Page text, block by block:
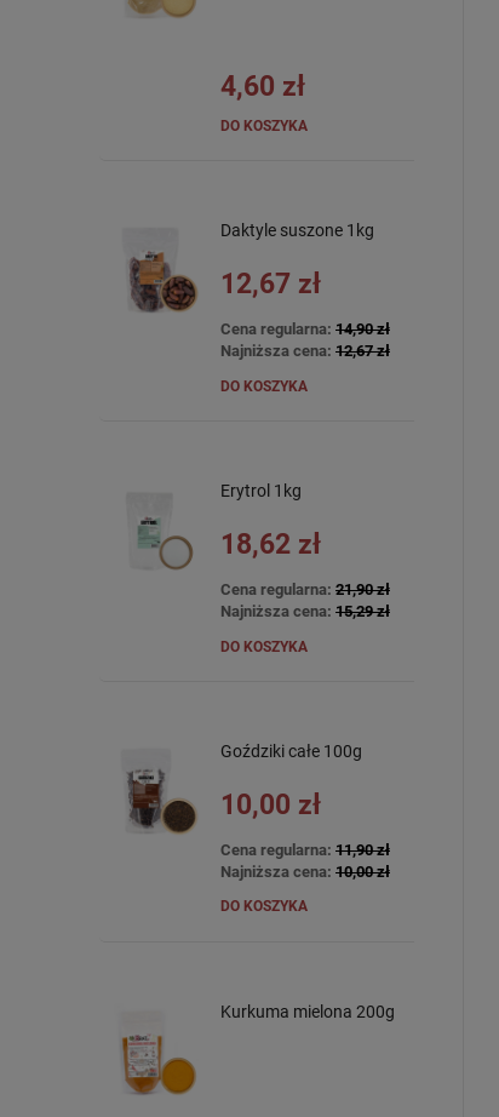
4,60 zł
DO KOSZYKA
Daktyle suszone 1kg
12,67 zł
Cena regularna: 14,90 zł
Najniższa cena: 12,67 zł
DO KOSZYKA
Erytrol 1kg
18,62 zł
Cena regularna: 21,90 zł
Najniższa cena: 15,29 zł
DO KOSZYKA
Goździki całe 100g
10,00 zł
Cena regularna: 11,90 zł
Najniższa cena: 10,00 zł
DO KOSZYKA
Kurkuma mielona 200g